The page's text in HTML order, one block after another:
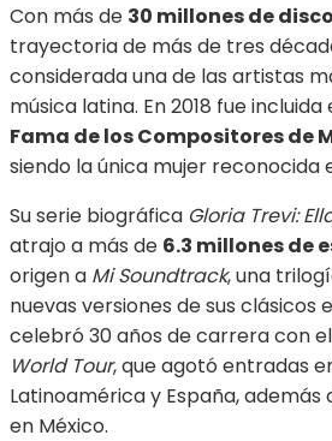
Con más de 30 millones de
trayectoria de más de tres
considerada una de las artistas
música latina. En 2018 fue incluida
Fama de los Compositores de
siendo la única mujer reconocida
Su serie biográfica Gloria Trevi:
atrajo a más de 6.3 millones de
origen a Mi Soundtrack, una
nuevas versiones de sus clásicos
celebró 30 años de carrera con el
World Tour, que agotó entradas
Latinoamérica y España,
en México.